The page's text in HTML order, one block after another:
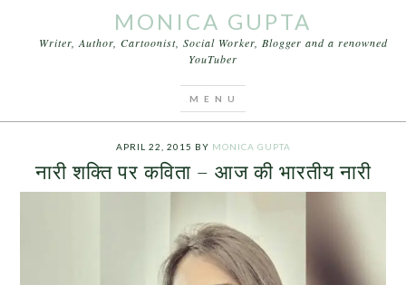
MONICA GUPTA
Writer, Author, Cartoonist, Social Worker, Blogger and a renowned
YouTuber
APRIL 22, 2015 BY MONICA GUPTA
नारी शक्ति पर कविता – आज की भारतीय नारी